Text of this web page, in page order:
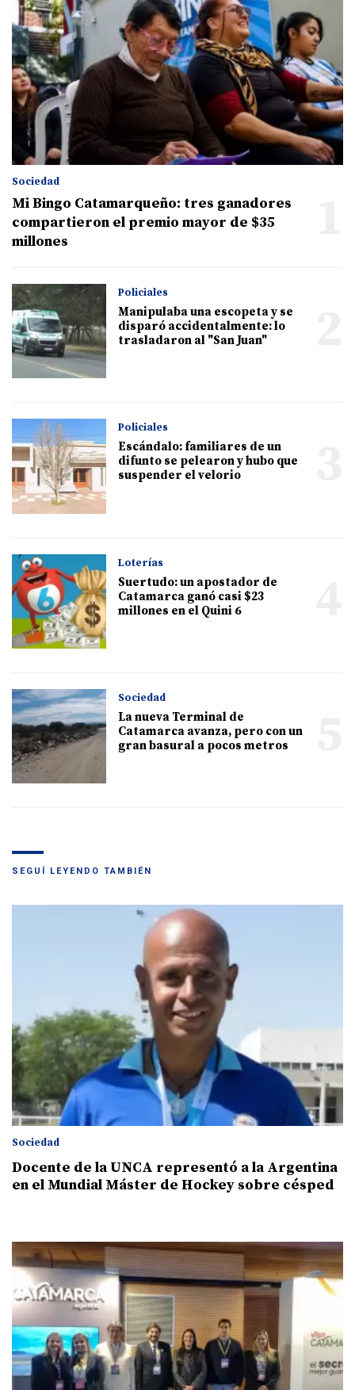
Sociedad
Mi Bingo Catamarqueño: tres ganadores
compartieron el premio mayor de $35
millones
Policiales
Manipulaba una escopeta y se
disparó accidentalmente: lo
trasladaron al "San Juan"
Policiales
Escándalo: familiares de un
difunto se pelearon y hubo que
suspender el velorio
Loterías
Suertudo: un apostador de
Catamarca ganó casi $23
millones en el Quini 6
Sociedad
La nueva Terminal de
Catamarca avanza, pero con un
gran basural a pocos metros
SEGUÍ LEYENDO TAMBIÉN
Sociedad
Docente de la UNCA representó a la Argentina
en el Mundial Máster de Hockey sobre césped